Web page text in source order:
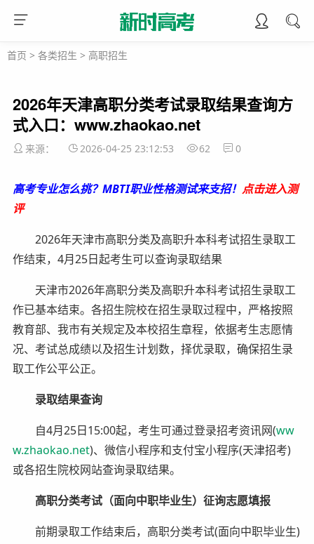
首页 > 各类招生 > 高职招生
2026年天津高职分类考试录取结果查询方
式入口：www.zhaokao.net
来源： 2026-04-25 23:12:53 62 0
高考专业怎么挑？MBTI职业性格测试来支招！ 点击进入测
评
2026年天津市高职分类及高职升本科考试招生录取工
作结束，4月25日起考生可以查询录取结果
天津市2026年高职分类及高职升本科考试招生录取工
作已基本结束。各招生院校在招生录取过程中，严格按照
教育部、我市有关规定及本校招生章程，依据考生志愿情
况、考试总成绩以及招生计划数，择优录取，确保招生录
取工作公平公正。
录取结果查询
自4月25日15:00起，考生可通过登录招考资讯网(ww
w.zhaokao.net)、微信小程序和支付宝小程序(天津招考)
或各招生院校网站查询录取结果。
高职分类考试（面向中职毕业生）征询志愿填报
前期录取工作结束后，高职分类考试(面向中职毕业生)